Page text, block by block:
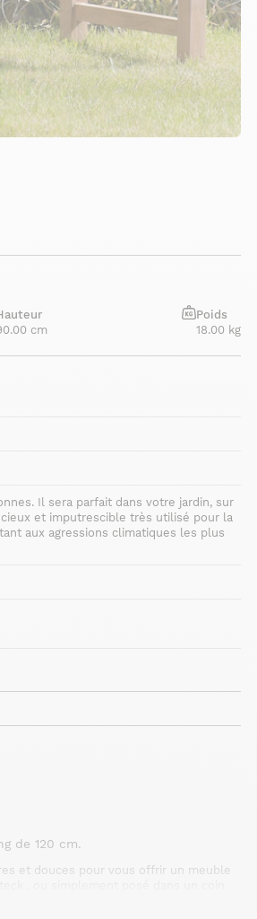
cm
Poids
18.00 kg
Il sera parfait dans votre jardin, sur
et imputrescible très utilisé pour la
aux agressions climatiques les plus
de 120 cm.
et douces pour vous offrir un meuble